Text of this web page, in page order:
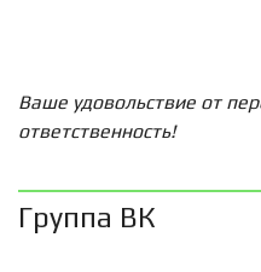
Ваше удовольствие от
ответственность!
Группа ВК